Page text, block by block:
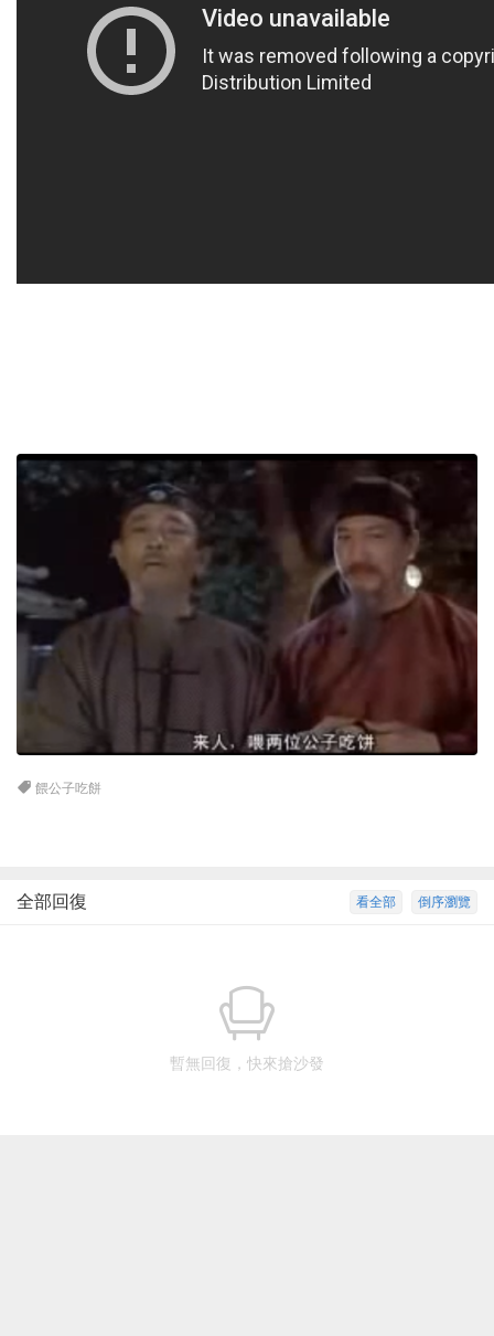
餵公子吃餅
倒序瀏覽
看全部
全部回復
暫無回復，快來搶沙發